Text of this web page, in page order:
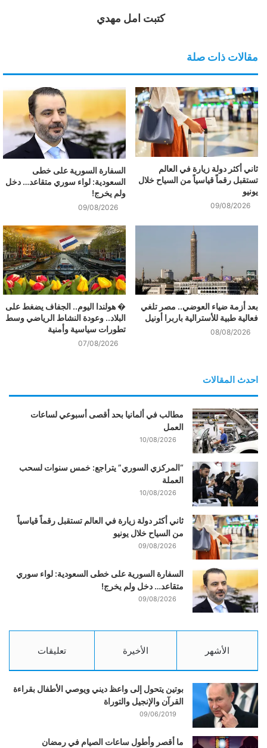
كتبت امل مهدي
مقالات ذات صلة
ثاني أكثر دولة زيارة في العالم
تستقبل رقماً قياسياً من السياح خلال
يونيو
09/08/2026
السفارة السورية على خطى
السعودية: لواء سوري متقاعد… دخل
ولم يخرج!
09/08/2026
بعد أزمة ضياء العوضي.. مصر تلغي
فعالية طبية للأسترالية باربرا أونيل
08/08/2026
� هولندا اليوم.. الجفاف يضغط على
البلاد.. وعودة النشاط الرياضي وسط
تطورات سياسية وأمنية
07/08/2026
احدث المقالات
مطالب في ألمانيا بحد أقصى أسبوعي لساعات
العمل
10/08/2026
“المركزي السوري” يتراجع: خمس سنوات لسحب
العملة
10/08/2026
ثاني أكثر دولة زيارة في العالم تستقبل رقماً قياسياً
من السياح خلال يونيو
09/08/2026
السفارة السورية على خطى السعودية: لواء سوري
متقاعد… دخل ولم يخرج!
09/08/2026
الأشهر الأخيرة تعليقات
بوتين يتحول إلى واعظ ديني ويوصي الأطفال بقراءة
القرآن والإنجيل والتوراة
09/06/2019
ما أقصر وأطول ساعات الصيام في رمضان